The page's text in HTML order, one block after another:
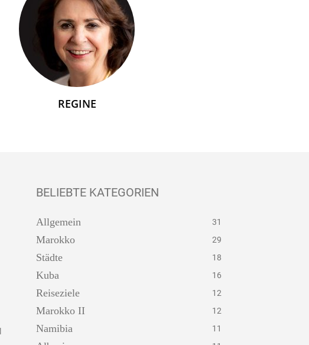
REGINE
BELIEBTE KATEGORIEN
Allgemein 31
Marokko 29
Städte 18
Kuba 16
Reiseziele 12
Marokko II 12
Namibia 11